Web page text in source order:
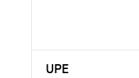
UPE